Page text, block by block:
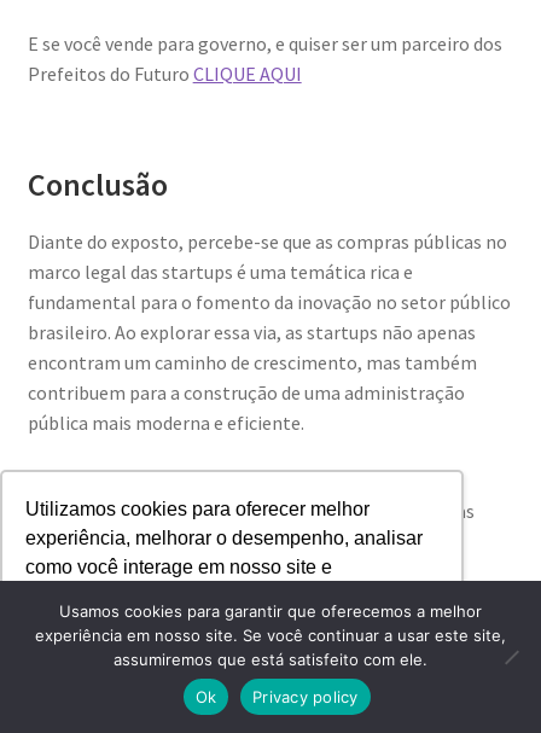
Utilizamos cookies para oferecer melhor
experiência, melhorar o desempenho, analisar
como você interage em nosso site e
Recusar Cookies Aceitar Cookies
E se você vende para governo, e quiser ser um parceiro dos
Prefeitos do Futuro CLIQUE AQUI
Conclusão
Diante do exposto, percebe-se que as compras públicas no
marco legal das startups é uma temática rica e
fundamental para o fomento da inovação no setor público
brasileiro. Ao explorar essa via, as startups não apenas
encontram um caminho de crescimento, mas também
contribuem para a construção de uma administração
pública mais moderna e eficiente.
imperativa, inserir as startups no cenário das compras
públicas significa abrir portas para um futuro mais
inovador e sustentável. Assim, compreender e se
aprofundar neste tema não é apenas uma questão de
desenvolvimento empresarial, mas um passo fundamental
para a evolução da sociedade como um todo.
Convidamos você a continuar explorando este tema
Usamos cookies para garantir que oferecemos a melhor
experiência em nosso site. Se você continuar a usar este site,
assumiremos que está satisfeito com ele.
Ok
Privacy policy